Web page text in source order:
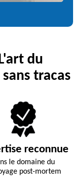
du
tracas
reconnue
le domaine du
post-mortem